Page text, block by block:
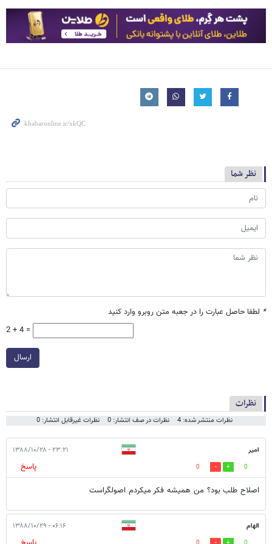
نظر شما
* لطفا حاصل عبارت را در جعبه متن روبرو وارد کنید
2 + 4 =
ارسال
نظرات
نظرات منتشر شده: 4 نظرات در صف انتشار: 0 نظرات غیرقابل انتشار: 0
امیر ۲۳:۲۱ - ۱۳۸۸/۱۰/۲۸
0
0
پاسخ
اصلاح طلب بود؟ من همیشه فکر میکردم اصولگراست
الهام ۰۶:۱۶ - ۱۳۸۸/۱۰/۲۹